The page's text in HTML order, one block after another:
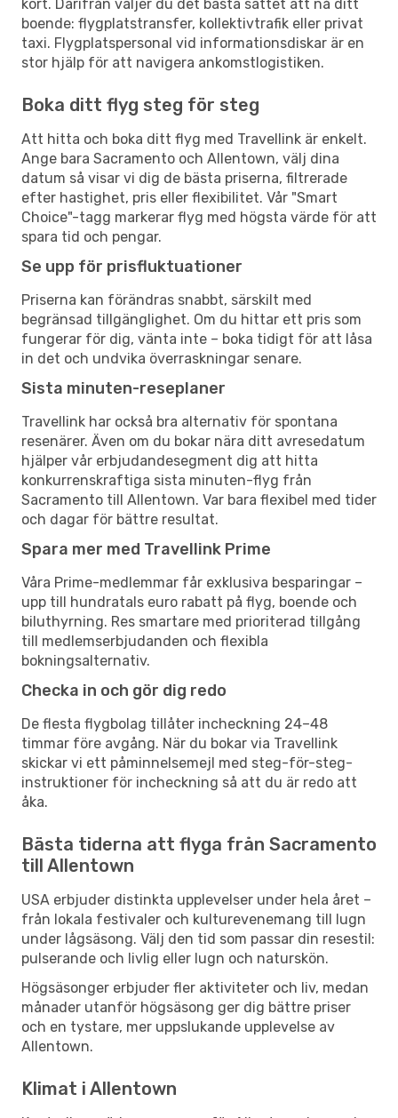
kort. Därifrån väljer du det bästa sättet att nå ditt
boende: flygplatstransfer, kollektivtrafik eller privat
taxi. Flygplatspersonal vid informationsdiskar är en
stor hjälp för att navigera ankomstlogistiken.
Boka ditt flyg steg för steg
Att hitta och boka ditt flyg med Travellink är enkelt.
Ange bara Sacramento och Allentown, välj dina
datum så visar vi dig de bästa priserna, filtrerade
efter hastighet, pris eller flexibilitet. Vår "Smart
Choice"-tagg markerar flyg med högsta värde för att
spara tid och pengar.
Se upp för prisfluktuationer
Priserna kan förändras snabbt, särskilt med
begränsad tillgänglighet. Om du hittar ett pris som
fungerar för dig, vänta inte – boka tidigt för att låsa
in det och undvika överraskningar senare.
Sista minuten-reseplaner
Travellink har också bra alternativ för spontana
resenärer. Även om du bokar nära ditt avresedatum
hjälper vår erbjudandesegment dig att hitta
konkurrenskraftiga sista minuten-flyg från
Sacramento till Allentown. Var bara flexibel med tider
och dagar för bättre resultat.
Spara mer med Travellink Prime
Våra Prime-medlemmar får exklusiva besparingar –
upp till hundratals euro rabatt på flyg, boende och
biluthyrning. Res smartare med prioriterad tillgång
till medlemserbjudanden och flexibla
bokningsalternativ.
Checka in och gör dig redo
De flesta flygbolag tillåter incheckning 24–48
timmar före avgång. När du bokar via Travellink
skickar vi ett påminnelsemejl med steg-för-steg-
instruktioner för incheckning så att du är redo att
åka.
Bästa tiderna att flyga från Sacramento
till Allentown
USA erbjuder distinkta upplevelser under hela året –
från lokala festivaler och kulturevenemang till lugn
under lågsäsong. Välj den tid som passar din resestil:
pulserande och livlig eller lugn och naturskön.
Högsäsonger erbjuder fler aktiviteter och liv, medan
månader utanför högsäsong ger dig bättre priser
och en tystare, mer uppslukande upplevelse av
Allentown.
Klimat i Allentown